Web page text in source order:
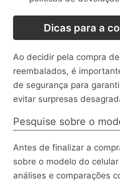
Dicas para a
Ao decidir pela compra
reembalados, é
de segurança para
evitar surpresas
Pesquise sobre o
Antes de finalizar a
sobre o modelo do
análises e comparações